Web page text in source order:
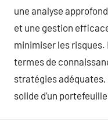
une analyse
et une gestion
minimiser les risques.
termes de
stratégies
solide d’un